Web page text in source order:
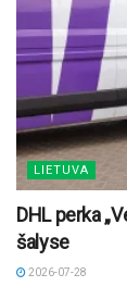
LIETUVA
DHL perka
šalyse
2026-07-28